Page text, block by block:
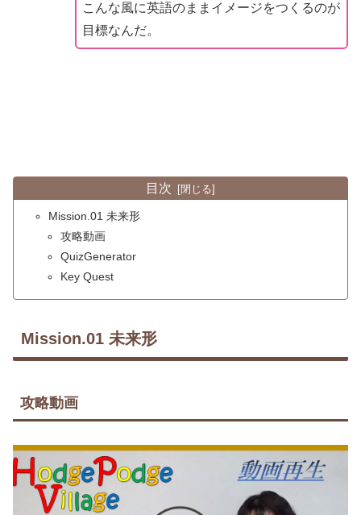
こんな風に英語のままイメージをつくるのが
目標なんだ。
目次
Mission.01 未来形
攻略動画
QuizGenerator
Key Quest
Mission.01 未来形
攻略動画